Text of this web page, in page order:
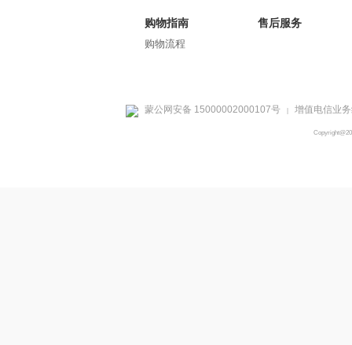
购物指南
购物流程
售后服务
蒙公网安备 15000002000107号 | 增值电信业